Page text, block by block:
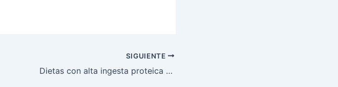
SIGUIENTE
Dietas con alta ingesta proteica reducen el peso y aumentan la sensibilidad a la insulina